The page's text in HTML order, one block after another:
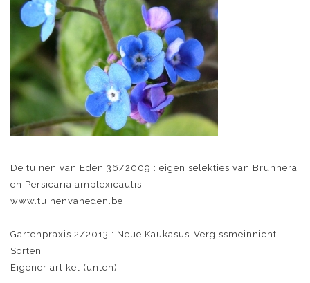
De tuinen van Eden 36/2009 : eigen selekties van Brunnera
en Persicaria amplexicaulis.
www.tuinenvaneden.be
Gartenpraxis 2/2013 : Neue Kaukasus-Vergissmeinnicht-
Sorten
Eigener artikel (unten)